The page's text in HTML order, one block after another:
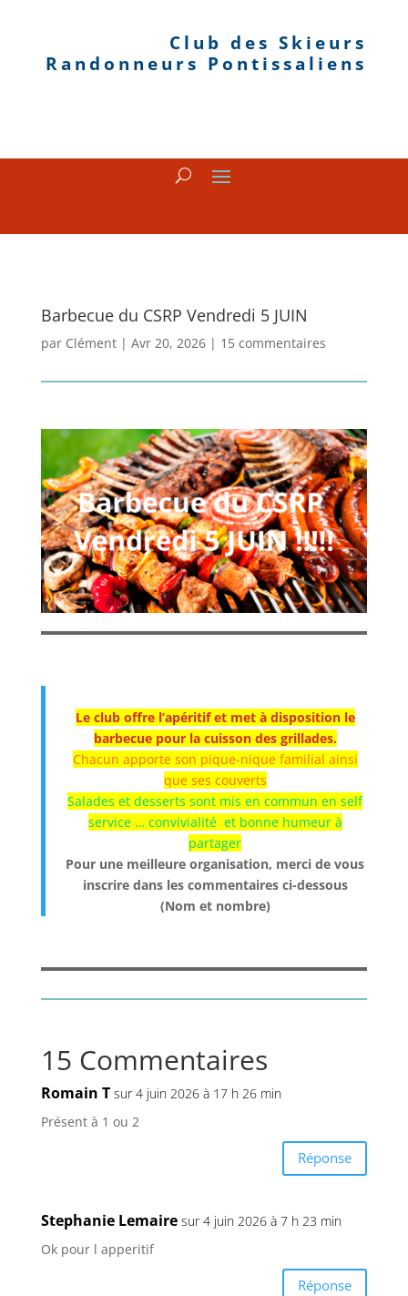
Club des Skieurs
Randonneurs Pontissaliens
Barbecue du CSRP Vendredi 5 JUIN
par Clément| Avr 20, 2026| 15 commentaires
Le club offre l’apéritif et met à disposition le
barbecue pour la cuisson des grillades.
Chacun apporte son pique-nique familial ainsi
que ses couverts
Salades et desserts sont mis en commun en self
service … convivialité et bonne humeur à
partager
Pour une meilleure organisation, merci de vous
inscrire dans les commentaires ci-dessous
(Nom et nombre)
15 Commentaires
Romain T sur 4 juin 2026 à 17 h 26 min
Présent à 1 ou 2
Réponse
Stephanie Lemaire sur 4 juin 2026 à 7 h 23 min
Ok pour l apperitif
Réponse